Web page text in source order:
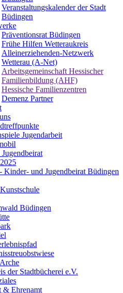
Veranstaltungskalender der Stadt
Büdingen
Präventionsrat Büdingen
Frühe Hilfen Wetteraukreis
Alleinerziehenden-Netzwerk
Wetterau (A-Net)
Arbeitsgemeinschaft Hessischer
Familienbildung (AHF)
Hessische Familienzentren
Demenz Partner
Jugendarbeit
Kinder- und Jugendbeirat Büdingen
Büdingen
der Stadtbücherei e.V.
& Ehrenamt